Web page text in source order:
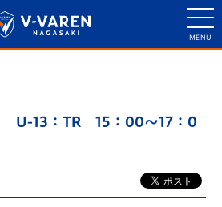
U-13：TR 15：00～17：0